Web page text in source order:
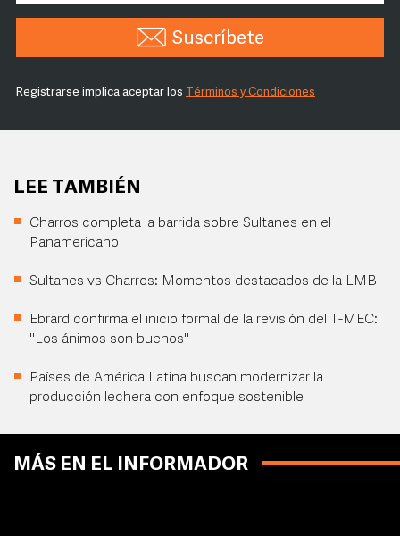
Suscríbete
Registrarse implica aceptar los Términos y Condiciones
LEE TAMBIÉN
Charros completa la barrida sobre Sultanes en el
Panamericano
Sultanes vs Charros: Momentos destacados de la LMB
Ebrard confirma el inicio formal de la revisión del T-MEC:
"Los ánimos son buenos"
Países de América Latina buscan modernizar la
producción lechera con enfoque sostenible
MÁS EN EL INFORMADOR